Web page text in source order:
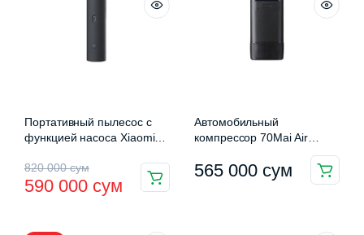
Портативный пылесос с
функцией насоса Xiaomi
Cleaner (HD-SCXCCQ01)
820 000сум
Первоначальная
цена
590 000 сум
Текущая
цена:
Автомобильный
компрессор 70Mai Air
Midrive (TP05)
565 000 сум